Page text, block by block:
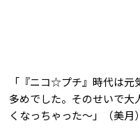
「『ニコ☆プチ』時代は
多めでした。そのせいで
くなっちゃった〜」（美月）